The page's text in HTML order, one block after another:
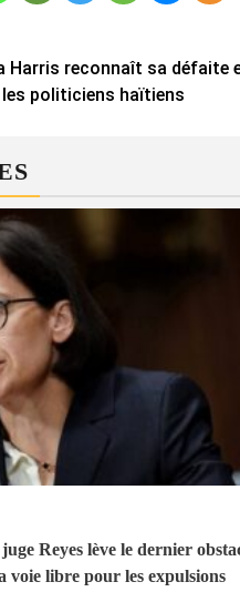
Harris reconnaît sa défaite
politiciens haïtiens
Reyes lève le dernier
voie libre pour les expulsions